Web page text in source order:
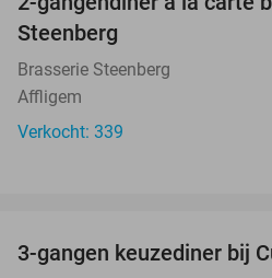
Steenberg
Brasserie Steenberg
Affligem
Verkocht: 339
3-gangen keuzediner bij